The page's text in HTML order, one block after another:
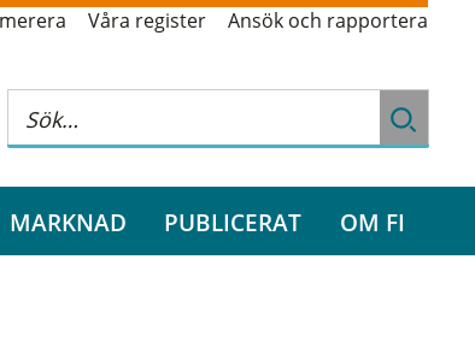
Våra register Ansök och rapportera
MARKNAD PUBLICERAT OM FI